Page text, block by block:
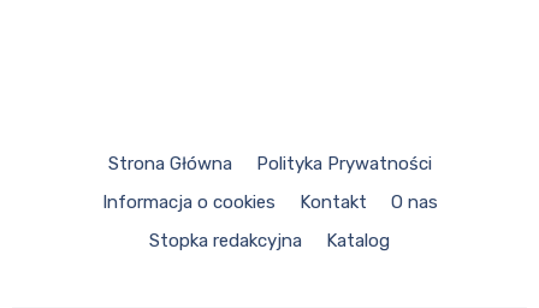
Strona Główna
Polityka Prywatności
Informacja o cookies
Kontakt
O nas
Stopka redakcyjna
Katalog